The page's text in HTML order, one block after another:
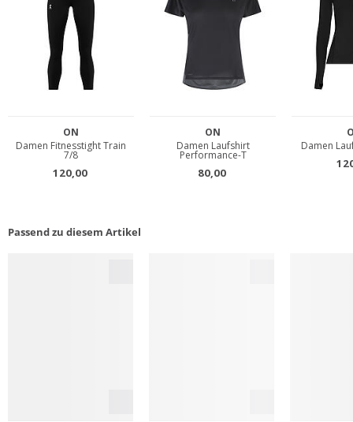
Passend zu diesem Artikel